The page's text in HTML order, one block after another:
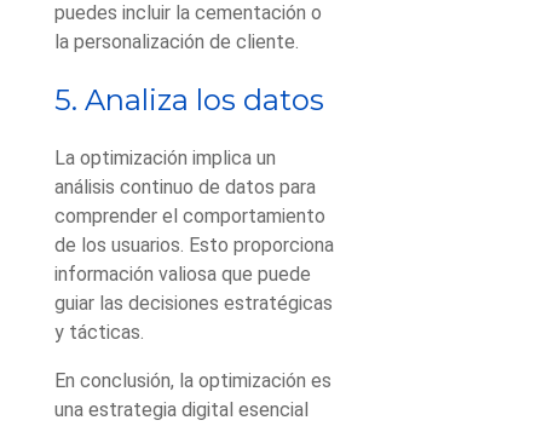
puedes incluir la cementación o
la personalización de cliente.
5. Analiza los datos
La optimización implica un
análisis continuo de datos para
comprender el comportamiento
de los usuarios. Esto proporciona
información valiosa que puede
guiar las decisiones estratégicas
y tácticas.
En conclusión, la optimización es
una estrategia digital esencial